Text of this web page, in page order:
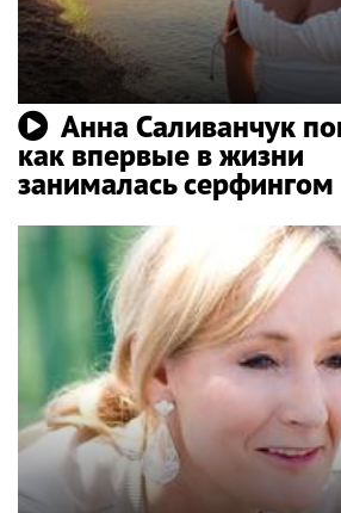
Анна Саливанчук
как впервые в жизни
занималась серфингом